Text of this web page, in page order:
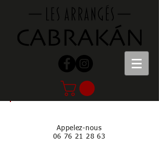
Appelez-nous
06 76 21 28 63